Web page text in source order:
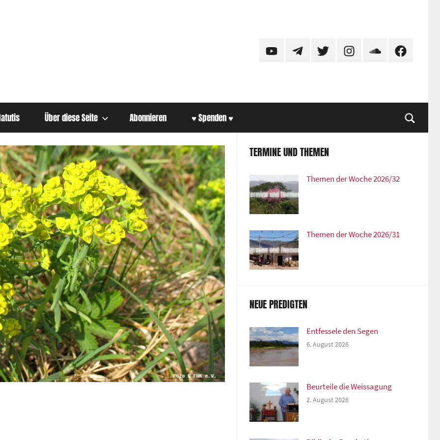
YouTubeTelegramTwitter InstagramSoundCloudFacebook
Über diese Seite Abonnieren ♥ Spenden ♥
TERMINE UND THEMEN
Themen der Woche 2026/32
Themen der Woche 2026/31
NEUE PREDIGTEN
Entfessele den Segen
6. August 2026
Beurteile die Weissagung
2. August 2026